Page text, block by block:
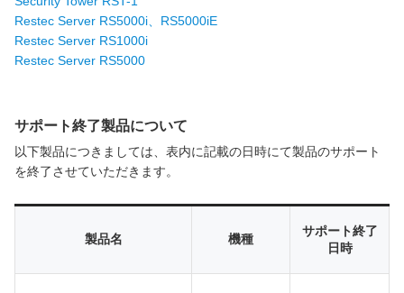
各種オプション
よくあるお問い合わせ
Restec Server RS5000i、RS5000iE
Restec Server RS1000i
Restec Server RS5000
サポート終了製品について
以下製品につきましては、表内に記載の日時にて製品のサポート
を終了させていただきます。
製品名 機種
サポート終了
日時